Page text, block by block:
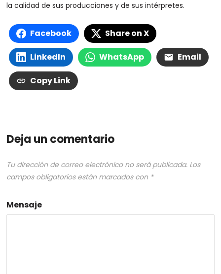
la calidad de sus producciones y de sus intérpretes.
Facebook Share on X
LinkedIn WhatsApp Email
Copy Link
Deja un comentario
Tu dirección de correo electrónico no será publicada. Los
campos obligatorios están marcados con *
Mensaje